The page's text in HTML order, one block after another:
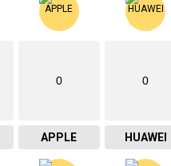
0
APPLE
0
HUAWEI